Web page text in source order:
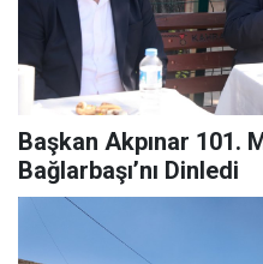
Başkan Akpınar 101.
Bağlarbaşı’nı Dinledi